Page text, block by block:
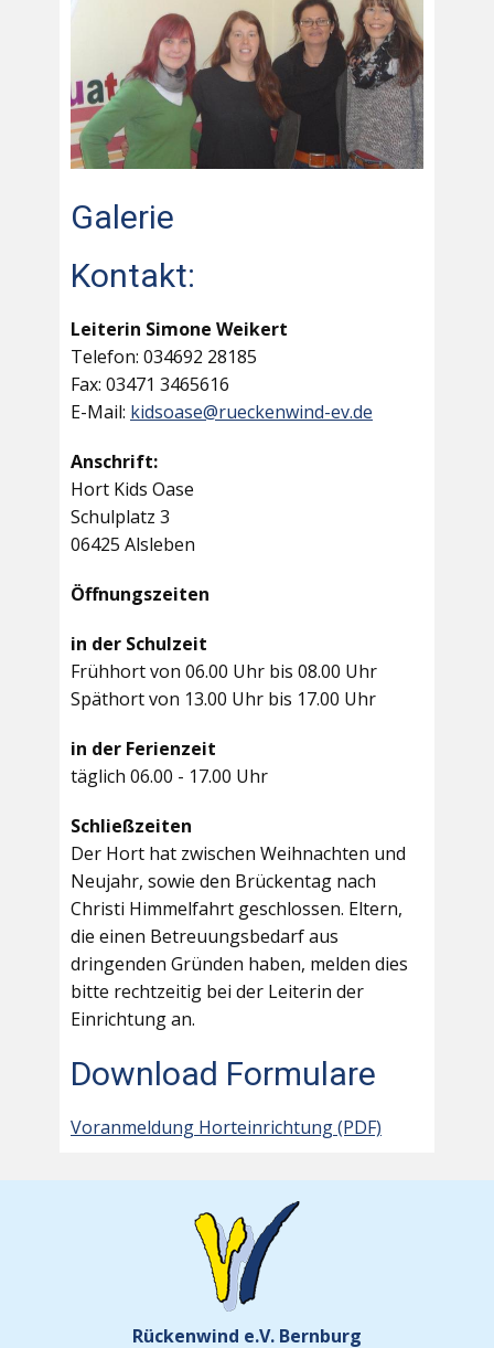
Galerie
Kontakt:
Leiterin Simone Weikert
Telefon: 034692 28185
Fax: 03471 3465616
E-Mail: kidsoase@rueckenwind-ev.de
Anschrift:
Hort Kids Oase
Schulplatz 3
06425 Alsleben
Öffnungszeiten
in der Schulzeit
Frühhort von 06.00 Uhr bis 08.00 Uhr
Späthort von 13.00 Uhr bis 17.00 Uhr
in der Ferienzeit
täglich 06.00 - 17.00 Uhr
Schließzeiten
Der Hort hat zwischen Weihnachten und
Neujahr, sowie den Brückentag nach
Christi Himmelfahrt geschlossen. Eltern,
die einen Betreuungsbedarf aus
dringenden Gründen haben, melden dies
bitte rechtzeitig bei der Leiterin der
Einrichtung an.
Download Formulare
Voranmeldung Horteinrichtung (PDF)
Rückenwind e.V. Bernburg